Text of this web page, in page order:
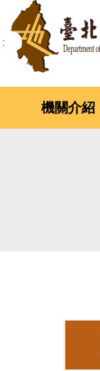
跳到主要內容區塊
機關介紹